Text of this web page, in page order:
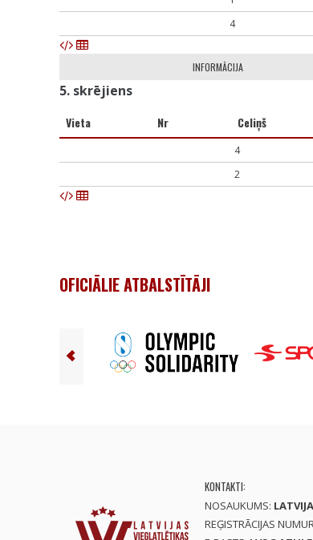
4
INFORMĀCIJA
5. skrējiens
Vieta Nr Celiņš
4
2
OFICIĀLIE ATBALSTĪTĀJI
KONTAKTI:
NOSAUKUMS:
REĢISTRĀCIJAS